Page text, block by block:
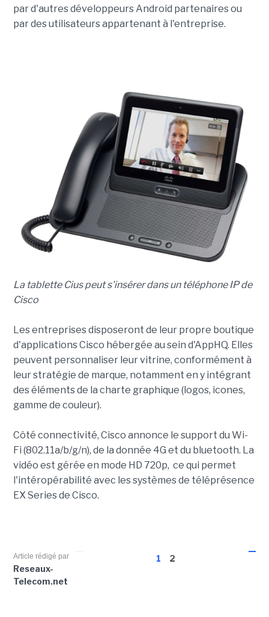
par d'autres développeurs Android partenaires ou
par des utilisateurs appartenant à l'entreprise.
La tablette Cius peut s'insérer dans un téléphone IP de
Cisco
Les entreprises disposeront de leur propre boutique
d'applications Cisco hébergée au sein d'AppHQ. Elles
peuvent personnaliser leur vitrine, conformément à
leur stratégie de marque, notamment en y intégrant
des éléments de la charte graphique (logos, icones,
gamme de couleur).
Côté connectivité, Cisco annonce le support du Wi-
Fi (802.11a/b/g/n), de la donnée 4G et du bluetooth. La
vidéo est gérée en mode HD 720p, ce qui permet
l'intéropérabilité avec les systèmes de téléprésence
EX Series de Cisco.
1 2
Article rédigé par
Reseaux-
Telecom.net